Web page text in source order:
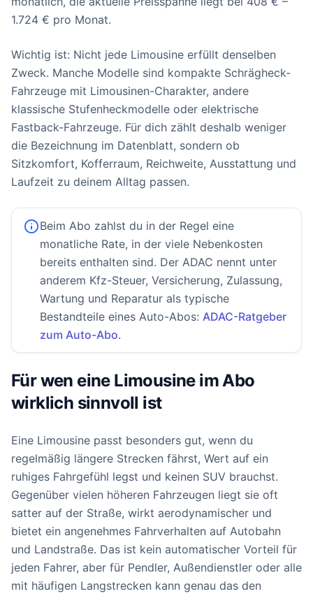
1.724 € pro Monat.
Wichtig ist: Nicht jede Limousine erfüllt denselben
Zweck. Manche Modelle sind kompakte Schrägheck-
Fahrzeuge mit Limousinen-Charakter, andere
klassische Stufenheckmodelle oder elektrische
Fastback-Fahrzeuge. Für dich zählt deshalb weniger
die Bezeichnung im Datenblatt, sondern ob
Sitzkomfort, Kofferraum, Reichweite, Ausstattung und
Laufzeit zu deinem Alltag passen.
Beim Abo zahlst du in der Regel eine
monatliche Rate, in der viele Nebenkosten
bereits enthalten sind. Der ADAC nennt unter
anderem Kfz-Steuer, Versicherung, Zulassung,
Wartung und Reparatur als typische
Bestandteile eines Auto-Abos: ADAC-Ratgeber
zum Auto-Abo.
Für wen eine Limousine im Abo
wirklich sinnvoll ist
Eine Limousine passt besonders gut, wenn du
regelmäßig längere Strecken fährst, Wert auf ein
ruhiges Fahrgefühl legst und keinen SUV brauchst.
Gegenüber vielen höheren Fahrzeugen liegt sie oft
satter auf der Straße, wirkt aerodynamischer und
bietet ein angenehmes Fahrverhalten auf Autobahn
und Landstraße. Das ist kein automatischer Vorteil für
jeden Fahrer, aber für Pendler, Außendienstler oder alle
mit häufigen Langstrecken kann genau das den